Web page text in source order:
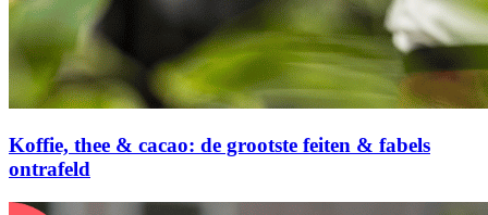
Koffie, thee & cacao: de grootste feiten & fabels
ontrafeld